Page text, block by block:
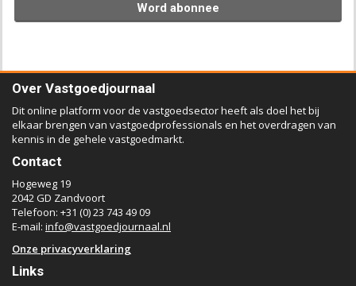
Word abonnee
Over Vastgoedjournaal
Dit online platform voor de vastgoedsector heeft als doel het bij
elkaar brengen van vastgoedprofessionals en het overdragen van
kennis in de gehele vastgoedmarkt.
Contact
Hogeweg 19
2042 GD Zandvoort
Telefoon: +31 (0) 23 743 49 09
E-mail: info@vastgoedjournaal.nl
Onze privacyverklaring
Links